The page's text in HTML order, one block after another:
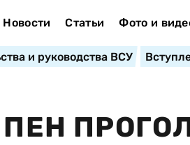
Новости Статьи Фото и
и руководства ВСУ